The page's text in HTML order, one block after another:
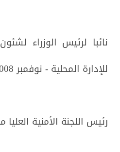
نائبا لرئيس الوزراء
للإدارة المحلية - نوفمبر 2008.
رئيس اللجنة الأمنية العليا منذ